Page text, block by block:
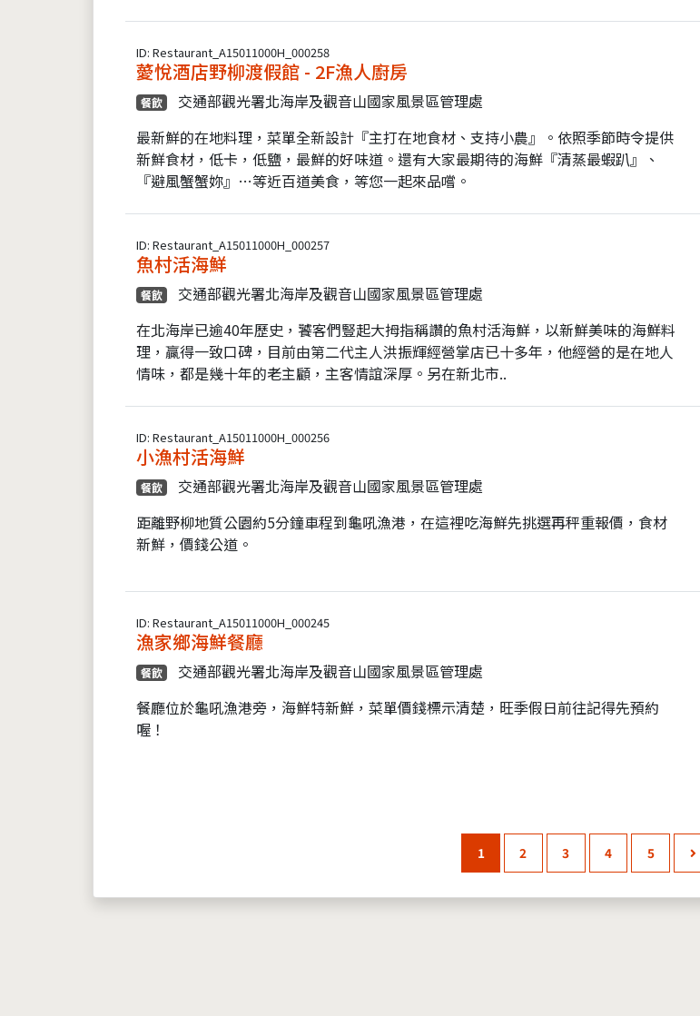
ID: Restaurant_A15011000H_000258
薆悅酒店野柳渡假館 - 2F漁人廚房
餐飲
交通部觀光署北海岸及觀音山國家風景區管理處
最新鮮的在地料理，菜單全新設計『主打在地食材、支持小農』。依照季節時令提供
新鮮食材，低卡，低鹽，最鮮的好味道。還有大家最期待的海鮮『清蒸最蝦趴』、
『避風蟹蟹妳』…等近百道美食，等您一起來品嚐。
ID: Restaurant_A15011000H_000257
魚村活海鮮
餐飲
交通部觀光署北海岸及觀音山國家風景區管理處
在北海岸已逾40年歷史，饕客們豎起大拇指稱讚的魚村活海鮮，以新鮮美味的海鮮料
理，贏得一致口碑，目前由第二代主人洪振輝經營掌店已十多年，他經營的是在地人
情味，都是幾十年的老主顧，主客情誼深厚。另在新北市..
ID: Restaurant_A15011000H_000256
小漁村活海鮮
餐飲
交通部觀光署北海岸及觀音山國家風景區管理處
距離野柳地質公園約5分鐘車程到龜吼漁港，在這裡吃海鮮先挑選再秤重報價，食材
新鮮，價錢公道。
ID: Restaurant_A15011000H_000245
漁家鄉海鮮餐廳
餐飲
交通部觀光署北海岸及觀音山國家風景區管理處
餐廳位於龜吼漁港旁，海鮮特新鮮，菜單價錢標示清楚，旺季假日前往記得先預約
喔！
1 2 3 4 5